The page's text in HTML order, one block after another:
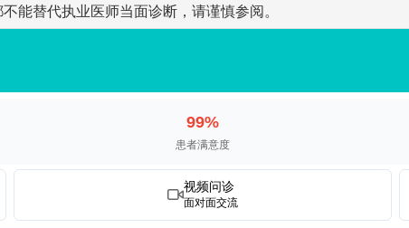
能替代执业医师当面诊断，请谨慎参阅。
99%
患者满意度
视频问诊
面对面交流